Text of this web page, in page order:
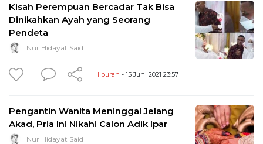
Kisah Perempuan Bercadar Tak Bisa
Dinikahkan Ayah yang Seorang
Pendeta
Nur Hidayat Said
Hiburan - 15 Juni 2021 23:57
Pengantin Wanita Meninggal Jelang
Akad, Pria Ini Nikahi Calon Adik Ipar
Nur Hidayat Said